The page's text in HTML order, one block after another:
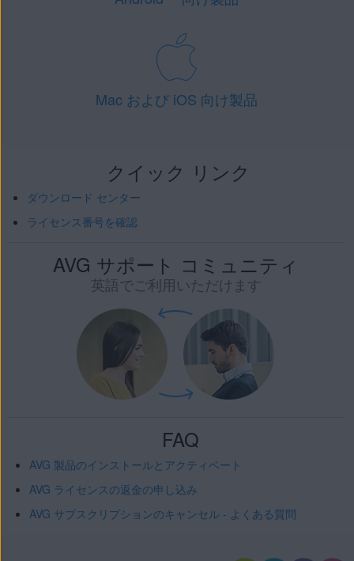
Mac および iOS 向け製品
クイック リンク
ダウンロード センター
ライセンス番号を確認
AVG サポート コミュニティ
英語でご利用いただけます
FAQ
AVG 製品のインストールとアクティベート
AVG ライセンスの返金の申し込み
AVG サブスクリプションのキャンセル - よくある質問